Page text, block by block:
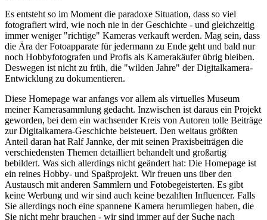
Es entsteht so im Moment die paradoxe Situation, dass so viel
fotografiert wird, wie noch nie in der Geschichte - und gleichzeitig
immer weniger "richtige" Kameras verkauft werden. Mag sein, dass
die Ära der Fotoapparate für jedermann zu Ende geht und bald nur
noch Hobbyfotografen und Profis als Kamerakäufer übrig bleiben.
Deswegen ist nicht zu früh, die "wilden Jahre" der Digitalkamera-
Entwicklung zu dokumentieren.
Diese Homepage war anfangs vor allem als virtuelles Museum
meiner Kamerasammlung gedacht. Inzwischen ist daraus ein Projekt
geworden, bei dem ein wachsender Kreis von Autoren tolle Beiträge
zur Digitalkamera-Geschichte beisteuert. Den weitaus größten
Anteil daran hat Ralf Jannke, der mit seinen Praxisbeiträgen die
verschiedensten Themen detailliert behandelt und großartig
bebildert. Was sich allerdings nicht geändert hat: Die Homepage ist
ein reines Hobby- und Spaßprojekt. Wir freuen uns über den
Austausch mit anderen Sammlern und Fotobegeisterten. Es gibt
keine Werbung und wir sind auch keine bezahlten Influencer. Falls
Sie allerdings noch eine spannene Kamera herumliegen haben, die
Sie nicht mehr brauchen - wir sind immer auf der Suche nach